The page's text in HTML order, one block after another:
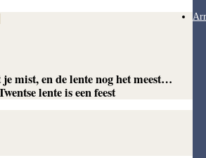
mist, en de lente nog het meest…
lente is een feest